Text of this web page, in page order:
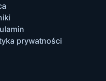
prywatności